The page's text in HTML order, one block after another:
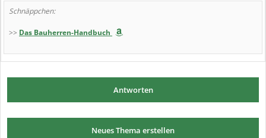
Schnäppchen:
>> Das Bauherren-Handbuch
Antworten
Neues Thema erstellen